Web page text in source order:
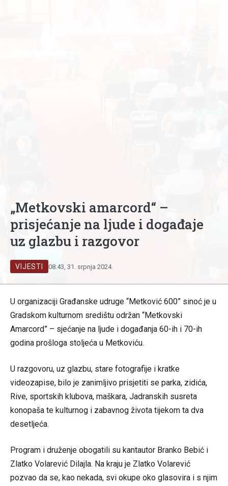
„Metkovski amarcord“ –
prisjećanje na ljude i događaje
uz glazbu i razgovor
VIJESTI 08:43, 31. srpnja 2024.
U organizaciji Građanske udruge “Metković 600” sinoć je u
Gradskom kulturnom središtu održan “Metkovski
Amarcord” – sjećanje na ljude i događanja 60-ih i 70-ih
godina prošloga stoljeća u Metkoviću.
U razgovoru, uz glazbu, stare fotografije i kratke
videozapise, bilo je zanimljivo prisjetiti se parka, zidića,
Rive, sportskih klubova, maškara, Jadranskih susreta
konopaša te kulturnog i zabavnog života tijekom ta dva
desetljeća.
Program i druženje obogatili su kantautor Branko Bebić i
Zlatko Volarević Dilajla. Na kraju je Zlatko Volarević
pozvao da se, kao nekada, svi okupe oko glasovira i s njim